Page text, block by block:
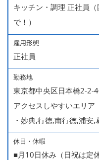
キッチン・調理 正社員
で！）
雇用形態
正社員
勤務地
東京都中央区日本橋2-2-
アクセスしやすいエリア
・妙典,行徳,南行徳,浦安
休日・休暇
■月10日休み（日祝は定